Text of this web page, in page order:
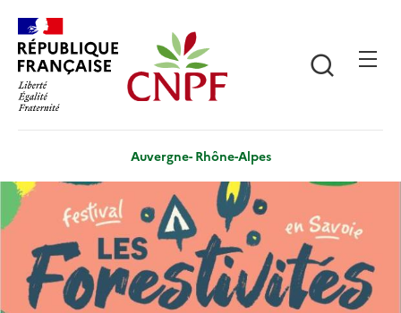
contenu
principal
Auvergne- Rhône-Alpes